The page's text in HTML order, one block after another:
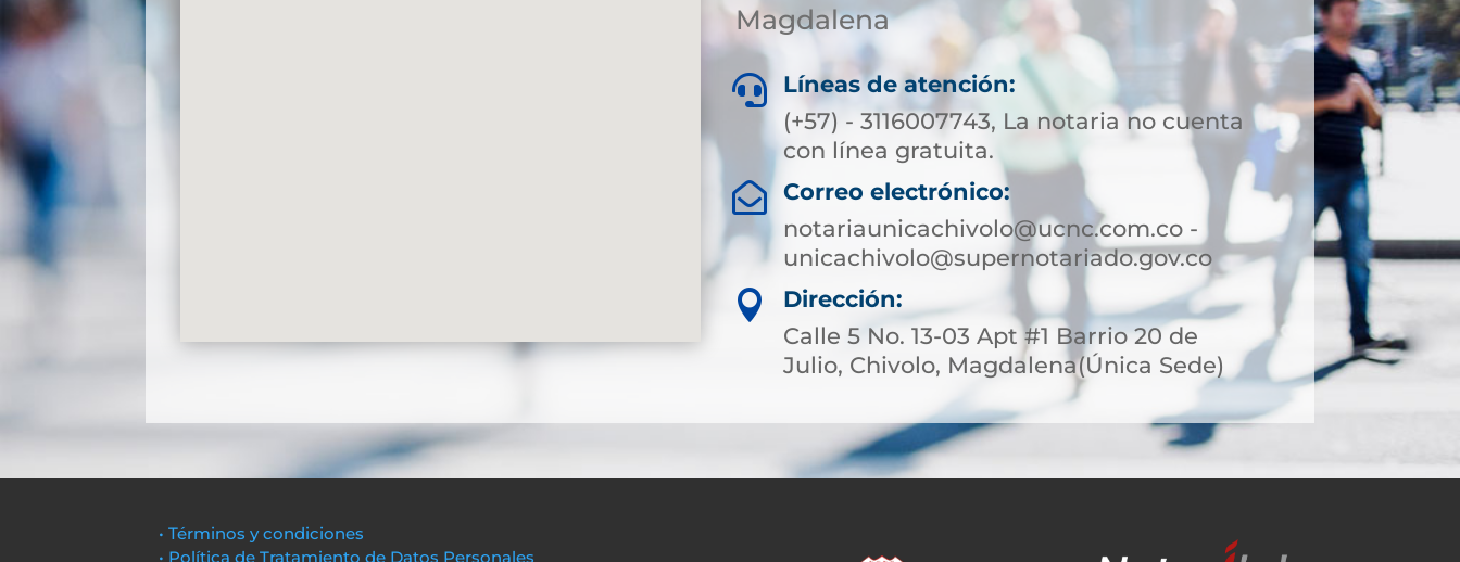
Magdalena

Líneas de atención:
(+57) - 3116007743, La notaria no cuenta
con línea gratuita.

Correo electrónico:
notariaunicachivolo@ucnc.com.co -
unicachivolo@supernotariado.gov.co

Dirección:
Calle 5 No. 13-03 Apt #1 Barrio 20 de
Julio, Chivolo, Magdalena(Única Sede)
• Términos y condiciones
• Política de Tratamiento de Datos Personales